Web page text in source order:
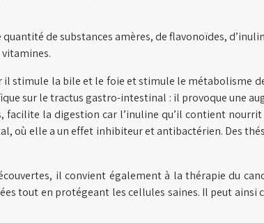
de substances amères, de flavonoïdes,
stimule la bile et le foie et stimule le métabolisme
sur le tractus gastro-intestinal : il provoque une
la digestion car l’inuline qu’il contient
elle a un effet inhibiteur et antibactérien. Des
il convient également à la thérapie du
tout en protégeant les cellules saines. Il peut ainsi